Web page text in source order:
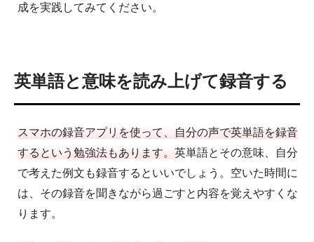
成を実践してみてください。
英単語と意味を読み上げて録音する
スマホの録音アプリを使って、自分の声で英単語を録音
するという勉強法もあります。 英単語とその意味、自分
で考えた例文も録音するといいでしょう。空いた時間に
は、その録音を聞きながら過ごすと内容を覚えやすくな
ります。